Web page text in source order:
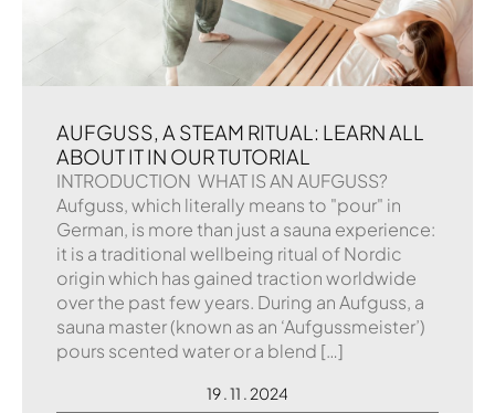
AUFGUSS, A STEAM RITUAL: LEARN ALL
ABOUT IT IN OUR TUTORIAL
INTRODUCTION WHAT IS AN AUFGUSS?
Aufguss, which literally means to "pour" in
German, is more than just a sauna experience:
it is a traditional wellbeing ritual of Nordic
origin which has gained traction worldwide
over the past few years. During an Aufguss, a
sauna master (known as an ‘Aufgussmeister’)
pours scented water or a blend […]
19 . 11 . 2024